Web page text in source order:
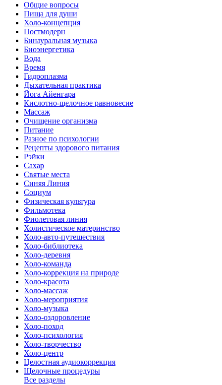
Общие вопросы
Пища для души
Холо-концепция
Постмодерн
Бинауральная музыка
Биоэнергетика
Вода
Время
Гидроплазма
Дыхательная практика
Йога Айенгара
Кислотно-щелочное равновесие
Массаж
Очищение организма
Питание
Разное по психологии
Рецепты здорового питания
Рэйки
Сахар
Святые места
Синяя Линия
Социум
Физическая культура
Фильмотека
Фиолетовая линия
Холистическое материнство
Холо-авто-путешествия
Холо-библиотека
Холо-деревня
Холо-команда
Холо-коррекция на природе
Холо-красота
Холо-массаж
Холо-мероприятия
Холо-музыка
Холо-оздоровление
Холо-поход
Холо-психология
Холо-творчество
Холо-центр
Целостная аудиокоррекция
Щелочные процедуры
Все разделы